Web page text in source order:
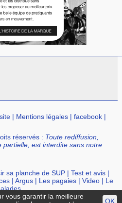
| Mentions légales |facebook |
réservés : Toute rediffusion,
partielle, est interdite sans notre
sa planche de SUP |Test et avis |
|Argus | Les pagaies |Video | Le
pour acheter un SUP PointsOK
vous garantir la meilleure